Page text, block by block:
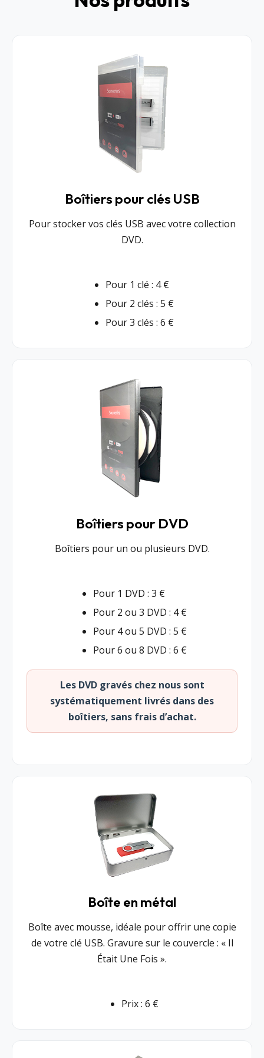
Boîtiers pour clés USB
Pour stocker vos clés USB avec votre collection
DVD.
Pour 1 clé : 4 €
Pour 2 clés : 5 €
Pour 3 clés : 6 €
Boîtiers pour DVD
Boîtiers pour un ou plusieurs DVD.
Pour 1 DVD : 3 €
Pour 2 ou 3 DVD : 4 €
Pour 4 ou 5 DVD : 5 €
Pour 6 ou 8 DVD : 6 €
Les DVD gravés chez nous sont
systématiquement livrés dans des
boîtiers, sans frais d’achat.
Boîte en métal
Boîte avec mousse, idéale pour offrir une copie
de votre clé USB. Gravure sur le couvercle : « Il
Était Une Fois ».
Prix : 6 €